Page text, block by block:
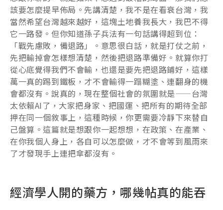
該要怎麼提早佈局。先講清楚，我不是在看衰台灣，我
當然希望台灣越來越好，這塊土地養我長大，我巴不得
它一路發。但你知道孫子兵法有一句話講得超到位：
「戰先慮敗，備退路」。意思很白話，就是打仗之前，
先把輸掉會怎樣想清楚，然後把退路準備好。就算你打
從心底覺得我們不會輸，也還是要先把退路鋪好，這樣
萬一真的踢到鐵板，才不會輸得一蹋糊塗、連翻身的機
會都沒有。說真的，現在整個社會的氛圍就是——台灣
太依賴AI了，大家把身家、把國運、把所有的期待全部
押在同一個敘事上，這種時候，你更需要冷靜下來替自
己盤算。這篇就是想跟你一起想想，在政策、在產業、
在你我個人身上，各自可以怎麼做，才不會等到風雨來
了才發現手上連把傘都沒有。
經濟學人開的藥方，哪幾帖真的能吞